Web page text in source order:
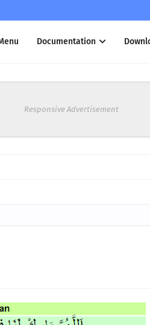
Documentation
Responsive Advertisement